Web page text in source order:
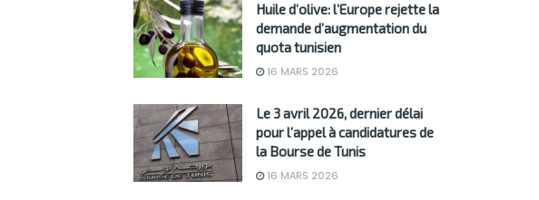
Huile d’olive: l’Europe rejette la
demande d’augmentation du
quota tunisien
16 MARS 2026
Le 3 avril 2026, dernier délai
pour l’appel à candidatures de
la Bourse de Tunis
16 MARS 2026